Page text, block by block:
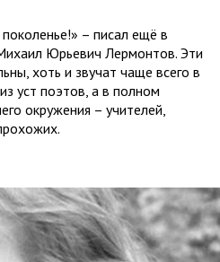
– писал ещё в
Юрьевич Лермонтов. Эти
хоть и звучат чаще всего в
уст поэтов, а в полном
окружения – учителей,